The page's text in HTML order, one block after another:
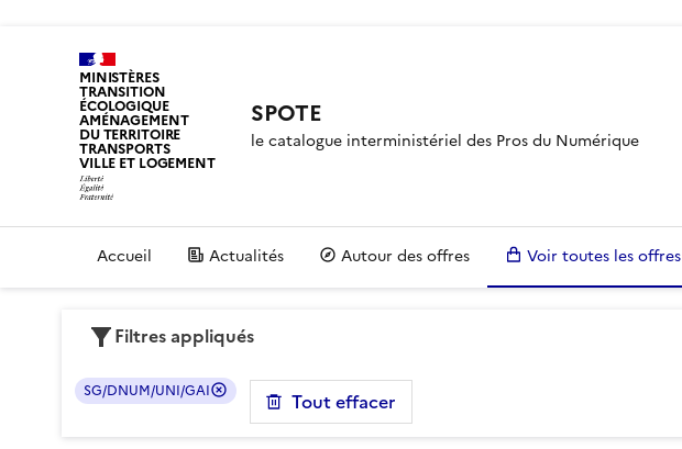
MINISTÈRES
TRANSITION
ÉCOLOGIQUE
AMÉNAGEMENT
DU TERRITOIRE
TRANSPORTS
VILLE ET LOGEMENT
SPOTE
le catalogue interministériel des Pros du Numérique
Accueil Actualités Autour des offres Voir toutes les offres
Filtres appliqués
SG/DNUM/UNI/GAI Tout effacer